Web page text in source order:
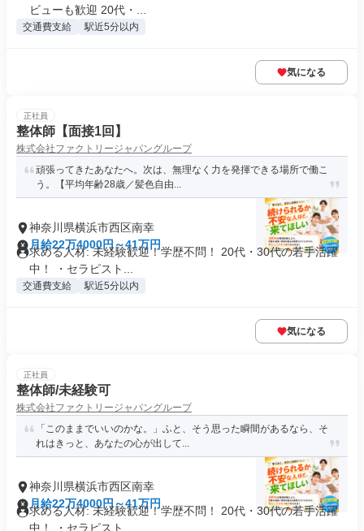
ビューも歓迎 20代・...
交通費支給 駅近5分以内
気になる
正社員
整体師【面接1回】
株式会社ファクトリージャパングループ
頑張ってきたあなたへ。次は、無理なく力を発揮できる場所で働こ
う。【平均年齢28歳／髪色自由...
神奈川県横浜市西区南幸
月給22万4000円～41万円
求める人材: 未経験歓迎！学歴不問！ 20代・30代の若手活躍
中！ ・セラピスト...
交通費支給 駅近5分以内
気になる
正社員
整体師/未経験可
株式会社ファクトリージャパングループ
「このままでいいのかな。」ふと、そう思った瞬間があるなら、そ
れはきっと、あなたの心が出して...
神奈川県横浜市西区南幸
月給22万4000円～41万円
求める人材: 未経験歓迎！学歴不問！ 20代・30代の若手活躍
中！ ・セラピスト...